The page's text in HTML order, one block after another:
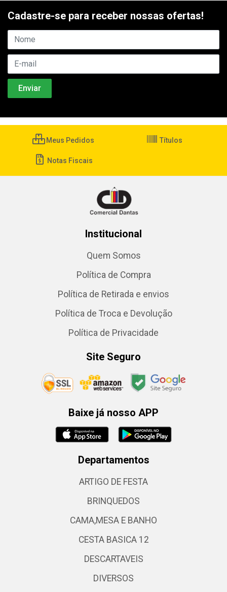
Cadastre-se para receber nossas ofertas!
Meus Pedidos Títulos
Notas Fiscais
Institucional
Quem Somos
Política de Compra
Política de Retirada e envios
Política de Troca e Devolução
Política de Privacidade
Site Seguro
Baixe já nosso APP
Departamentos
ARTIGO DE FESTA
BRINQUEDOS
CAMA,MESA E BANHO
CESTA BASICA 12
DESCARTAVEIS
DIVERSOS